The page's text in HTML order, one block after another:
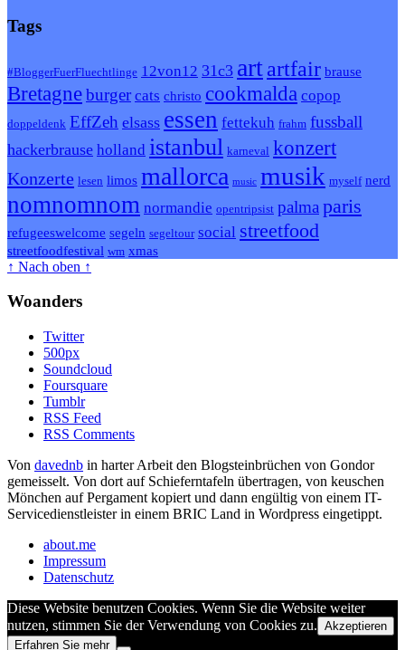
Tags
#BloggerFuerFluechtlinge 12von12 31c3 artartfair brause
Bretagneburger cats christo cookmalda copop
doppeldenk EffZeh elsass essen fettekuh frahm fussball
hackerbrause holland istanbul karneval konzert
Konzerte lesen limos mallorca music musik myself nerd
nomnomnom normandie opentripsist palma paris
refugeeswelcome segeln segeltour social streetfood
streetfoodfestival wm xmas
↑ Nach oben ↑
Woanders
Twitter
500px
Soundcloud
Foursquare
Tumblr
RSS Feed
RSS Comments
Von davednb in harter Arbeit den Blogsteinbrüchen von Gondor
gemeisselt. Von dort auf Schieferntafeln übertragen, von keuschen
Mönchen auf Pergament kopiert und dann engültig von einem IT-
Servicedienstleister in einem BRIC Land in Wordpress eingetippt.
about.me
Impressum
Datenschutz
Diese Website benutzen Cookies. Wenn Sie die Website weiter
nutzen, stimmen Sie der Verwendung von Cookies zu. Akzeptieren
Erfahren Sie mehr